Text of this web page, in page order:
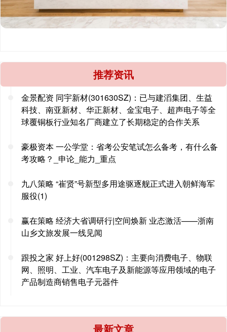
推荐资讯
金景配资 同宇新材(301630SZ)：已与建滔集团、生益
科技、南亚新材、华正新材、金宝电子、超声电子等全
球覆铜板行业知名厂商建立了长期稳定的合作关系
豪极资本 一公学堂：省考公安笔试怎么备考，有什么备
考攻略？_申论_能力_重点
九八策略 “崔贤”号新型多用途驱逐舰正式进入朝鲜海军
服役(1)
赢在策略 经济大省调研行|空间焕新 业态激活——浙南
山乡文旅发展一线见闻
跟投之家 好上好(001298SZ)：主要向消费电子、物联
网、照明、工业、汽车电子及新能源等应用领域的电子
产品制造商销售电子元器件
最新文章